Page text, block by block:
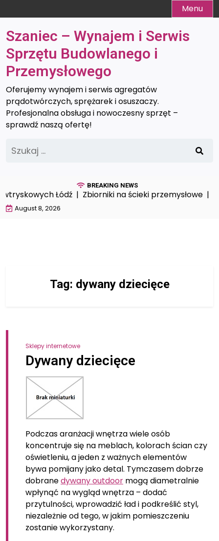
to
content
Menu
Szaniec – Wynajem i Serwis
Sprzętu Budowlanego i
Przemysłowego
Oferujemy wynajem i serwis agregatów
prądotwórczych, sprężarek i osuszaczy.
Profesjonalna obsługa i nowoczesny sprzęt –
sprawdź naszą ofertę!
BREAKING NEWS
Łódź |Zbiorniki na ścieki przemysłowe |
August 8, 2026
Tag: dywany dziecięce
Sklepy internetowe
Dywany dziecięce
Podczas aranżacji wnętrza wiele osób
koncentruje się na meblach, kolorach ścian czy
oświetleniu, a jeden z ważnych elementów
bywa pomijany jako detal. Tymczasem dobrze
dobranedywany outdoor mogą diametralnie
wpłynąć na wygląd wnętrza – dodać
przytulności, wprowadzić ład i podkreślić styl,
niezależnie od tego, w jakim pomieszczeniu
zostanie wykorzystany.